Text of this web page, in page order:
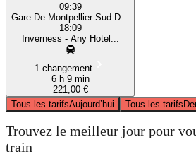
09:39
Gare De Montpellier Sud D...
18:09
Inverness - Any Hotel...
1 changement
6 h 9 min
221,00 €
Tous les tarifsAujourd’hui Tous les tarifs
Trouvez le meilleur jour pour
train